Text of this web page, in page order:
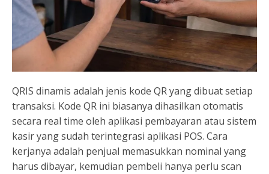
QRIS dinamis adalah jenis kode QR yang dibuat setiap
transaksi. Kode QR ini biasanya dihasilkan otomatis
secara real time oleh aplikasi pembayaran atau sistem
kasir yang sudah terintegrasi aplikasi POS. Cara
kerjanya adalah penjual memasukkan nominal yang
harus dibayar, kemudian pembeli hanya perlu scan